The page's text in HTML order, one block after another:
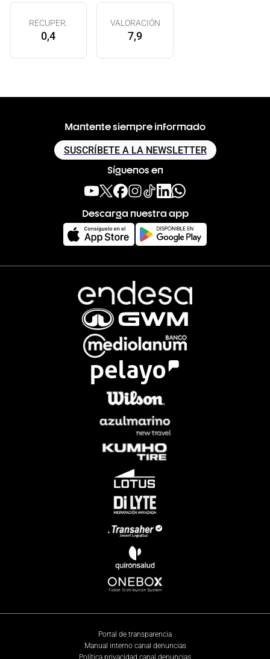
RECUPER.
0,4
VALORACIÓN
7,9
Mantente siempre informado
SUSCRÍBETE A LA NEWSLETTER
Síguenos en
Descarga nuestra app
Portal de transparencia
Manual interno canal denuncias
Política privacidad canal denuncias